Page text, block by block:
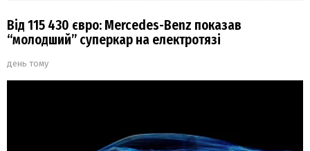
Від 115 430 євро: Mercedes-Benz показав
“молодший” суперкар на електротязі
день тому